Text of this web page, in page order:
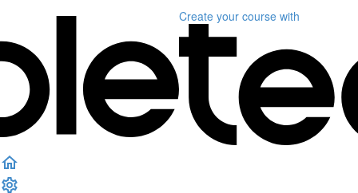
Create your course with